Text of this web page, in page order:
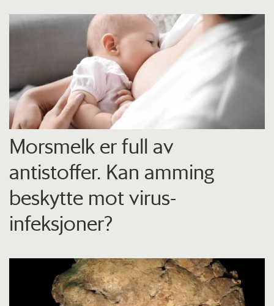
Morsmelk er full av
antistoffer. Kan amming
beskytte mot virus-
infeksjoner?